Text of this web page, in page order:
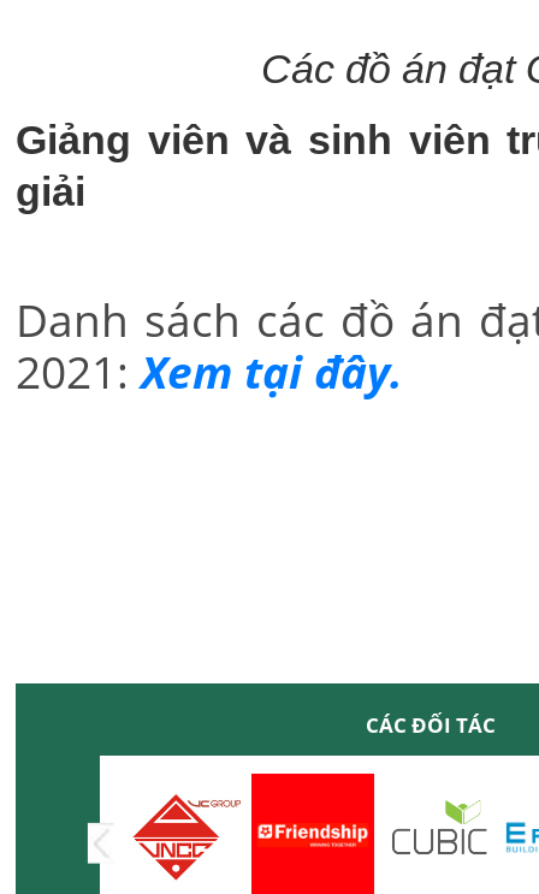
Các đồ án đạt
Giảng viên và sinh viên
giải
Danh sách các đồ án
2021: Xem tại đây.
CÁC ĐỐI TÁC